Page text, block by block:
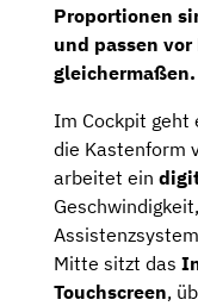
Proportionen
und passen
gleichermaßen.
Im Cockpit geht
die Kastenform
arbeitet ein
Mitte sitzt das
Touchscreen,